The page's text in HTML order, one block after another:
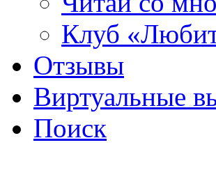
Клуб
Отзывы
Виртуальные
Поиск